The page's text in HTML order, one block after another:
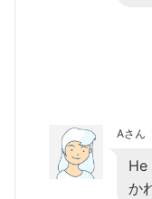
Aさん
か